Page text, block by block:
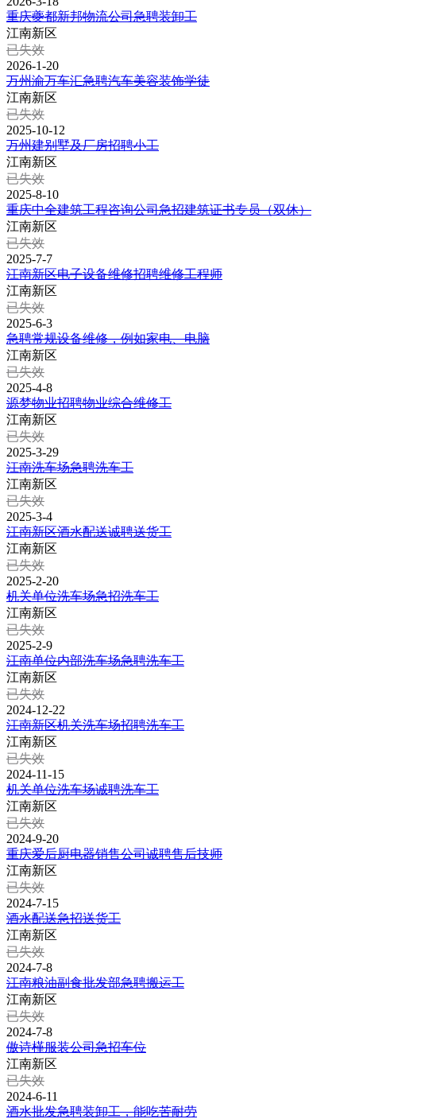
重庆夔都新邦物流公司急聘装卸工
江南新区
已失效
2026-1-20
万州渝万车汇急聘汽车美容装饰学徒
江南新区
已失效
2025-10-12
万州建别墅及厂房招聘小工
江南新区
已失效
2025-8-10
重庆中全建筑工程咨询公司急招建筑证书专员（双休）
江南新区
已失效
2025-7-7
江南新区电子设备维修招聘维修工程师
江南新区
已失效
2025-6-3
急聘常规设备维修，例如家电、电脑
江南新区
已失效
2025-4-8
源梦物业招聘物业综合维修工
江南新区
已失效
2025-3-29
江南洗车场急聘洗车工
江南新区
已失效
2025-3-4
江南新区酒水配送诚聘送货工
江南新区
已失效
2025-2-20
机关单位洗车场急招洗车工
江南新区
已失效
2025-2-9
江南单位内部洗车场急聘洗车工
江南新区
已失效
2024-12-22
江南新区机关洗车场招聘洗车工
江南新区
已失效
2024-11-15
机关单位洗车场诚聘洗车工
江南新区
已失效
2024-9-20
重庆爱后厨电器销售公司诚聘售后技师
江南新区
已失效
2024-7-15
酒水配送急招送货工
江南新区
已失效
2024-7-8
江南粮油副食批发部急聘搬运工
江南新区
已失效
2024-7-8
傲诗槿服装公司急招车位
江南新区
已失效
2024-6-11
酒水批发急聘装卸工，能吃苦耐劳